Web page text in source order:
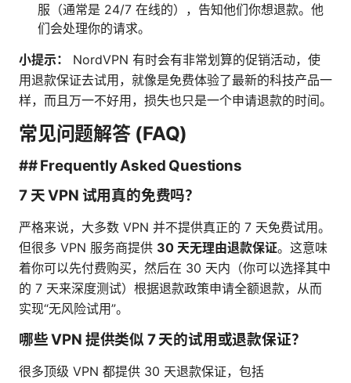
服（通常是 24/7 在线的），告知他们你想退款。他
们会处理你的请求。
小提示：
NordVPN 有时会有非常划算的促销活动，使
用退款保证去试用，就像是免费体验了最新的科技产品一
样，而且万一不好用，损失也只是一个申请退款的时间。
常见问题解答 (FAQ)
## Frequently Asked Questions
7 天 VPN 试用真的免费吗？
严格来说，大多数 VPN 并不提供真正的 7 天免费试用。
但很多 VPN 服务商提供 30 天无理由退款保证。这意味
着你可以先付费购买，然后在 30 天内（你可以选择其中
的 7 天来深度测试）根据退款政策申请全额退款，从而
实现“无风险试用”。
哪些 VPN 提供类似 7 天的试用或退款保证？
很多顶级 VPN 都提供 30 天退款保证，包括